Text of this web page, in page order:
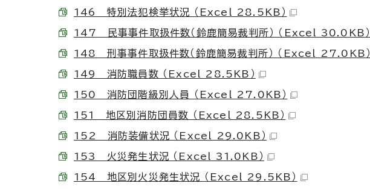
146 特別法犯検挙状況 （Excel 28.5KB）
147 民事事件取扱件数（鈴鹿簡易裁判所） （Excel 30.0KB）
148 刑事事件取扱件数（鈴鹿簡易裁判所） （Excel 27.0KB）
149 消防職員数 （Excel 28.5KB）
150 消防団階級別人員 （Excel 27.0KB）
151 地区別消防団員数 （Excel 28.5KB）
152 消防装備状況 （Excel 29.0KB）
153 火災発生状況 （Excel 31.0KB）
154 地区別火災発生状況 （Excel 29.5KB）